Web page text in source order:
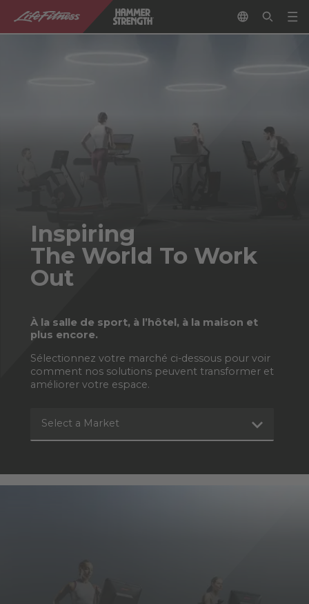
Inspiring
The World To Work
Out
À la salle de sport, à l’hôtel, à la maison et
plus encore.
Sélectionnez votre marché ci-dessous pour voir
comment nos solutions peuvent transformer et
améliorer votre espace.
Select a Market